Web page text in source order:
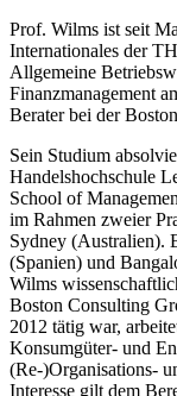
Prof. Wilms ist seit
Internationales der
Allgemeine
Finanzmanagement
Berater bei der
Sein Studium
Handelshochschule
School of
im Rahmen zweier
Sydney (Australien).
(Spanien) und
Wilms
Boston Consulting
2012 tätig war,
Konsumgüter- und
(Re-)Organisations-
Interesse gilt dem